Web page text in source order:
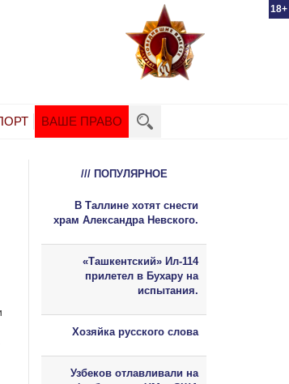
18+
ВАШЕ ПРАВО
/// ПОПУЛЯРНОЕ
В Таллине хотят снести
храм Александра Невского.
«Ташкентский» Ил-114
прилетел в Бухару на
испытания.
Хозяйка русского слова
Узбеков отлавливали на